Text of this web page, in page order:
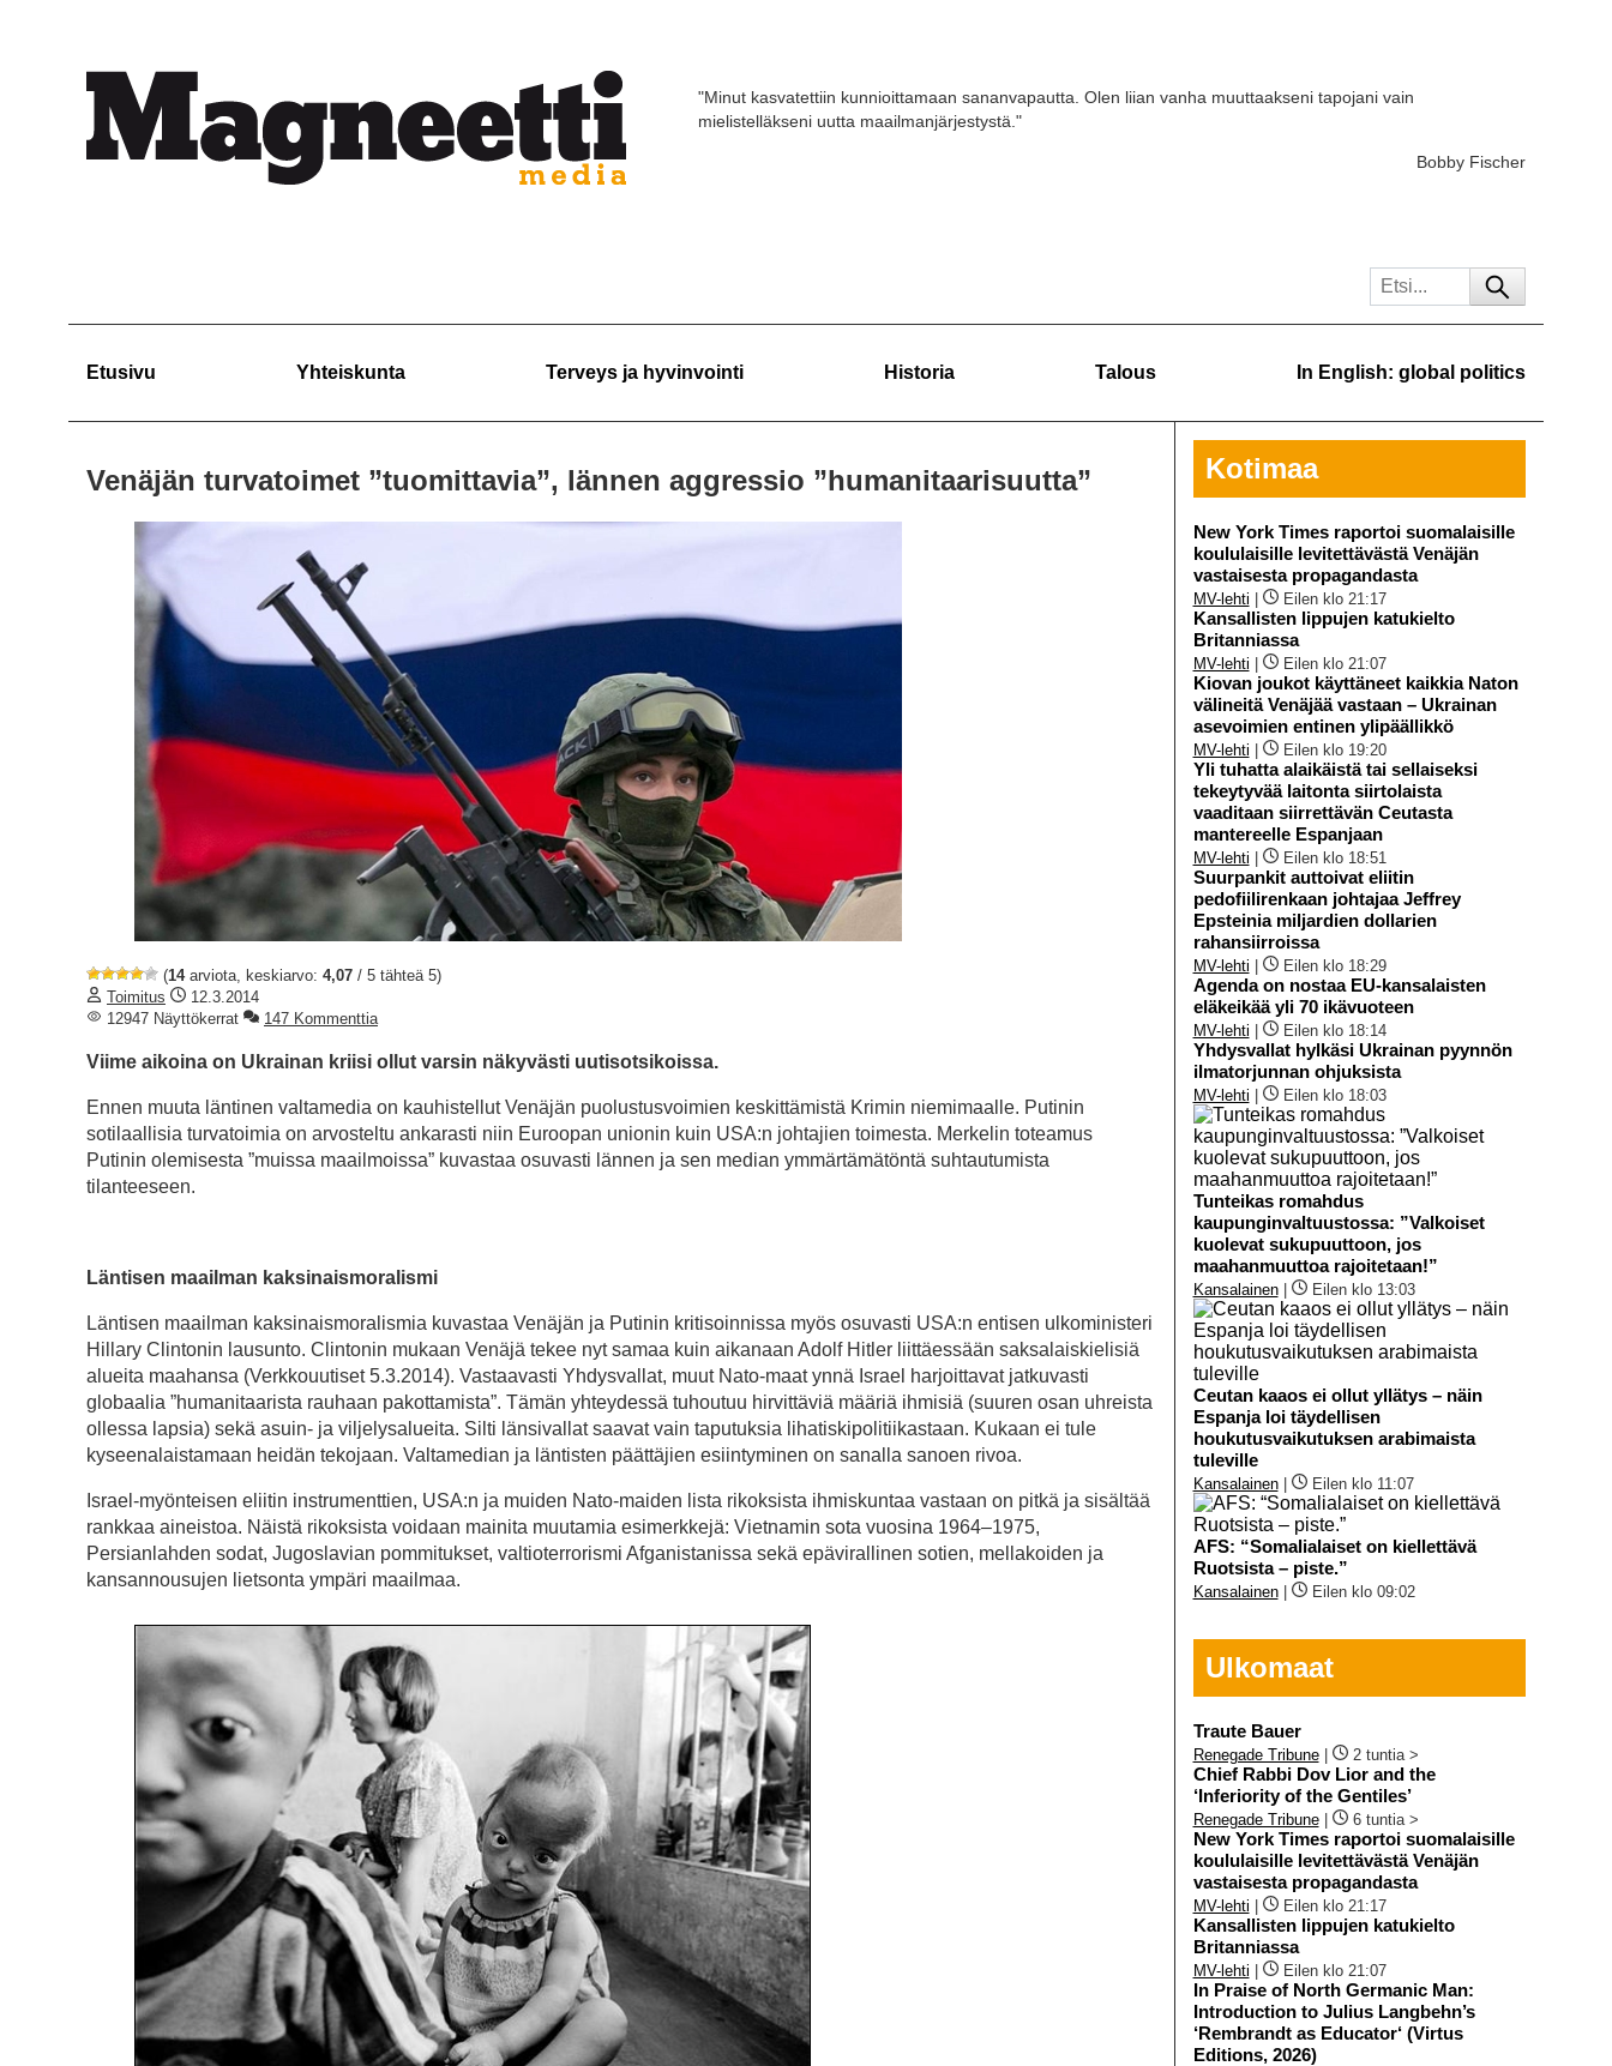
"Minut kasvatettiin kunnioittamaan sananvapautta. Olen liian vanha muuttaakseni tapojani vain
mielistelläkseni uutta maailmanjärjestystä."
Bobby Fischer
Etusivu Yhteiskunta Terveys ja hyvinvointi Historia Talous In English: global politics
Venäjän turvatoimet ”tuomittavia”, lännen aggressio ”humanitaarisuutta”
(14arviota, keskiarvo: 4,07 / 5 tähteä 5)
Toimitus
12.3.2014
12947 Näyttökerrat
147 Kommenttia
Viime aikoina on Ukrainan kriisi ollut varsin näkyvästi uutisotsikoissa.
Ennen muuta läntinen valtamedia on kauhistellut Venäjän puolustusvoimien keskittämistä Krimin niemimaalle. Putinin
sotilaallisia turvatoimia on arvosteltu ankarasti niin Euroopan unionin kuin USA:n johtajien toimesta. Merkelin toteamus
Putinin olemisesta ”muissa maailmoissa” kuvastaa osuvasti lännen ja sen median ymmärtämätöntä suhtautumista
tilanteeseen.
Läntisen maailman kaksinaismoralismi
Läntisen maailman kaksinaismoralismia kuvastaa Venäjän ja Putinin kritisoinnissa myös osuvasti USA:n entisen ulkoministeri
Hillary Clintonin lausunto. Clintonin mukaan Venäjä tekee nyt samaa kuin aikanaan Adolf Hitler liittäessään saksalaiskielisiä
alueita maahansa (Verkkouutiset 5.3.2014). Vastaavasti Yhdysvallat, muut Nato-maat ynnä Israel harjoittavat jatkuvasti
globaalia ”humanitaarista rauhaan pakottamista”. Tämän yhteydessä tuhoutuu hirvittäviä määriä ihmisiä (suuren osan uhreista
ollessa lapsia) sekä asuin- ja viljelysalueita. Silti länsivallat saavat vain taputuksia lihatiskipolitiikastaan. Kukaan ei tule
kyseenalaistamaan heidän tekojaan. Valtamedian ja läntisten päättäjien esiintyminen on sanalla sanoen rivoa.
Israel-myönteisen eliitin instrumenttien, USA:n ja muiden Nato-maiden lista rikoksista ihmiskuntaa vastaan on pitkä ja sisältää
rankkaa aineistoa. Näistä rikoksista voidaan mainita muutamia esimerkkejä: Vietnamin sota vuosina 1964–1975,
Persianlahden sodat, Jugoslavian pommitukset, valtioterrorismi Afganistanissa sekä epävirallinen sotien, mellakoiden ja
kansannousujen lietsonta ympäri maailmaa.
Kotimaa
New York Times raportoi suomalaisille
koululaisille levitettävästä Venäjän
vastaisesta propagandasta
MV-lehti Eilen klo 21:17
Kansallisten lippujen katukielto
Britanniassa
MV-lehti Eilen klo 21:07
Kiovan joukot käyttäneet kaikkia Naton
välineitä Venäjää vastaan – Ukrainan
asevoimien entinen ylipäällikkö
MV-lehti Eilen klo 19:20
Yli tuhatta alaikäistä tai sellaiseksi
tekeytyvää laitonta siirtolaista
vaaditaan siirrettävän Ceutasta
mantereelle Espanjaan
MV-lehti Eilen klo 18:51
Suurpankit auttoivat eliitin
pedofiilirenkaan johtajaa Jeffrey
Epsteinia miljardien dollarien
rahansiirroissa
MV-lehti Eilen klo 18:29
Agenda on nostaa EU-kansalaisten
eläkeikää yli 70 ikävuoteen
MV-lehti Eilen klo 18:14
Yhdysvallat hylkäsi Ukrainan pyynnön
ilmatorjunnan ohjuksista
MV-lehti Eilen klo 18:03
Tunteikas romahdus
kaupunginvaltuustossa: ”Valkoiset
kuolevat sukupuuttoon, jos
maahanmuuttoa rajoitetaan!”
Kansalainen| Eilen klo 13:03
Ceutan kaaos ei ollut yllätys – näin
Espanja loi täydellisen
houkutusvaikutuksen arabimaista
tuleville
Kansalainen| Eilen klo 11:07
AFS: “Somalialaiset on kiellettävä
Ruotsista – piste.”
Kansalainen| Eilen klo 09:02
Ulkomaat
Traute Bauer
Renegade Tribune| 2 tuntia >
Chief Rabbi Dov Lior and the
‘Inferiority of the Gentiles’
Renegade Tribune| 6 tuntia >
New York Times raportoi suomalaisille
koululaisille levitettävästä Venäjän
vastaisesta propagandasta
MV-lehti Eilen klo 21:17
Kansallisten lippujen katukielto
Britanniassa
MV-lehti Eilen klo 21:07
In Praise of North Germanic Man:
Introduction to Julius Langbehn’s
‘Rembrandt as Educator‘ (Virtus
Editions, 2026)